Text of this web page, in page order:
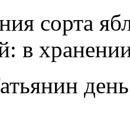
сорта
в